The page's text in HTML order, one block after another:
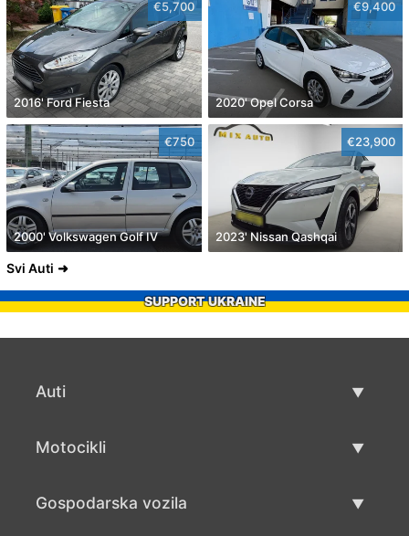
€5,700
2016' Ford Fiesta
€9,400
2020' Opel Corsa
€750
2000' Volkswagen Golf IV
€23,900
2023' Nissan Qashqai
Svi Auti
SUPPORT UKRAINE
Auti
Motocikli
Gospodarska vozila